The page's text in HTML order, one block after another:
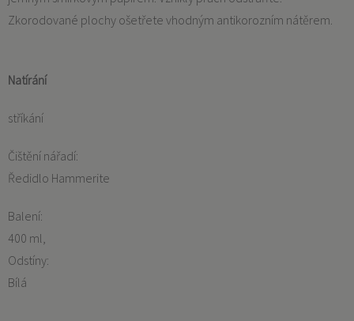
Zkorodované plochy ošetřete vhodným antikorozním nátěrem.
Natírání
stříkání
Čištění nářadí:
Ředidlo Hammerite
Balení:
400 ml
Odstíny:
Bílá